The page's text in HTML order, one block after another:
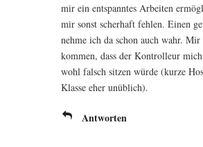
mir ein ent­spann­tes Arbei­ten
mir sonst scher­haft feh­len. Einen
neh­me ich da schon auch wahr.
kom­men, dass der Kon­trol­leur
wohl falsch sit­zen wür­de (kur­ze
Klas­se eher unüblich).
Antworten